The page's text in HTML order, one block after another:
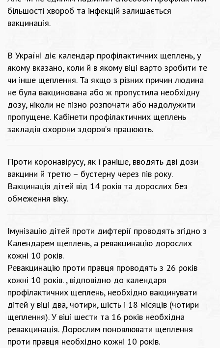
більшості хвороб та інфекцій залишається
вакцинація.
В Україні діє календар профілактичних щеплень, у
якому вказано, коли й в якому віці варто зробити те
чи інше щеплення. Та якщо з різних причин людина
не була вакцинована або ж пропустила необхідну
дозу, ніколи не пізно розпочати або надолужити
пропущене. Кабінети профілактичних щеплень
закладів охорони здоров’я працюють.
Проти коронавірусу, як і раніше, вводять дві дози
вакцини й третю – бустерну через пів року.
Вакцинація дітей від 14 років та дорослих без
обмеження віку.
Імунізацію дітей проти дифтерії проводять згідно з
Календарем щеплень, а ревакцинацію дорослих
кожні 10 років.
Ревакцинацію проти правця проводять з 26 років
кожні 10 років. , відповідно до календаря
профілактичних щеплень, необхідно вакцинувати
дітей у віці два, чотири, шість і 18 місяців (чотири
щеплення). У віці шести та 16 років необхідна
ревакцинація. Дорослим поновлювати щеплення
проти правця необхідно кожні 10 років.